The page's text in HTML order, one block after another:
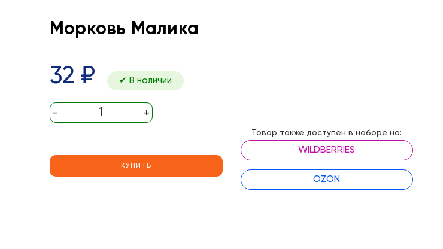
Морковь Малика
32 ₽ ✔ В наличии
- +
КУПИТЬ
Товар также доступен в наборе на:
WILDBERRIES
OZON